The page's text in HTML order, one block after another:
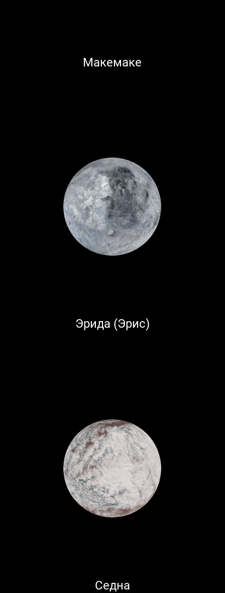
Макемаке
Эрида (Эрис)
Седна